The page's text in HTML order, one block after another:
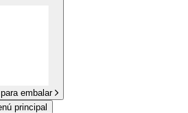
embalar
principal